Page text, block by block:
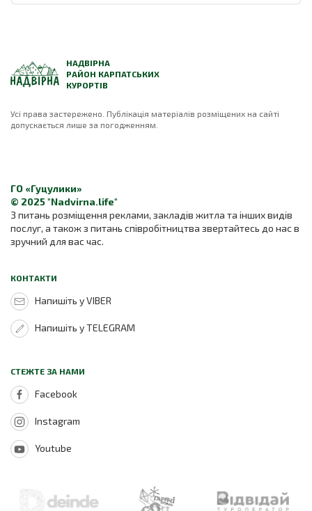
НАДВІРНА
РАЙОН КАРПАТСЬКИХ
КУРОРТІВ
Усі права застережено. Публікація матеріалів розміщених на сайті
допускається лише за погодженням.
ГО «Гуцулики»
© 2025 "Nadvirna.life"
З питань розміщення реклами, закладів житла та інших видів
послуг, а також з питань співробітництва звертайтесь до нас в
зручний для вас час.
КОНТАКТИ
Напишіть у VIBER
Напишіть у TELEGRAM
СТЕЖТЕ ЗА НАМИ
Facebook
Instagram
Youtube